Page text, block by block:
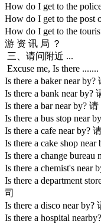
How do I get to the
How do I get to the
How do I get to the
游 资 讯 局 ？
三、请问附近 ...
Excuse me, Is there
Is there a baker near
Is there a bank near
Is there a bar near by?
Is there a bus stop near
Is there a cafe near by?
Is there a cake shop
Is there a change
Is there a chemist's
Is there a department
司
Is there a disco near
Is there a hospital